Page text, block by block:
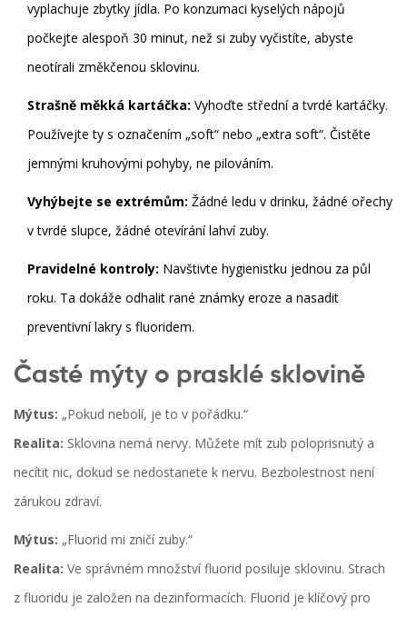
vyplachuje zbytky jídla. Po konzumaci kyselých nápojů
počkejte alespoň 30 minut, než si zuby vyčistíte, abyste
neotírali změkčenou sklovinu.
Strašně měkká kartáčka: Vyhoďte střední a tvrdé kartáčky.
Používejte ty s označením „soft“ nebo „extra soft“. Čistěte
jemnými kruhovými pohyby, ne pilováním.
Vyhýbejte se extrémům: Žádné ledu v drinku, žádné ořechy
v tvrdé slupce, žádné otevírání lahví zuby.
Pravidelné kontroly: Navštivte hygienistku jednou za půl
roku. Ta dokáže odhalit rané známky eroze a nasadit
preventivní lakry s fluoridem.
Časté mýty o prasklé sklovině
Mýtus: „Pokud nebolí, je to v pořádku.“
Realita: Sklovina nemá nervy. Můžete mít zub poloprisnutý a
necítit nic, dokud se nedostanete k nervu. Bezbolestnost není
zárukou zdraví.
Mýtus: „Fluorid mi zničí zuby.“
Realita: Ve správném množství fluorid posiluje sklovinu. Strach
z fluoridu je založen na dezinformacích. Fluorid je klíčový pro